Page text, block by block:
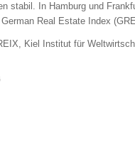
stabil. In Hamburg und
German Real Estate Index
Kiel Institut für